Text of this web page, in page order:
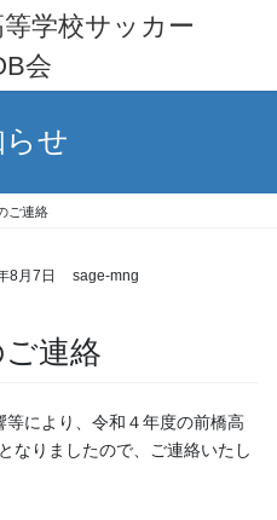
学校サッカー
会
せ
ご連絡
8月7日 sage-mng
連絡
により、令和４年度の前橋高
なりましたので、ご連絡いたし